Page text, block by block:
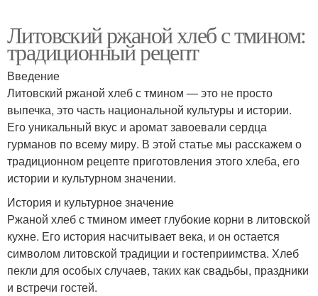
Литовский ржаной хлеб с тмином:
традиционный рецепт
Введение
Литовский ржаной хлеб с тмином — это не просто
выпечка, это часть национальной культуры и истории.
Его уникальный вкус и аромат завоевали сердца
гурманов по всему миру. В этой статье мы расскажем о
традиционном рецепте приготовления этого хлеба, его
истории и культурном значении.
История и культурное значение
Ржаной хлеб с тмином имеет глубокие корни в литовской
кухне. Его история насчитывает века, и он остается
символом литовской традиции и гостеприимства. Хлеб
пекли для особых случаев, таких как свадьбы, праздники
и встречи гостей.